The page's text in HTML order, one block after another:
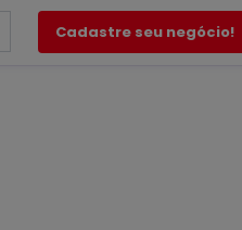
Cadastre seu negócio!